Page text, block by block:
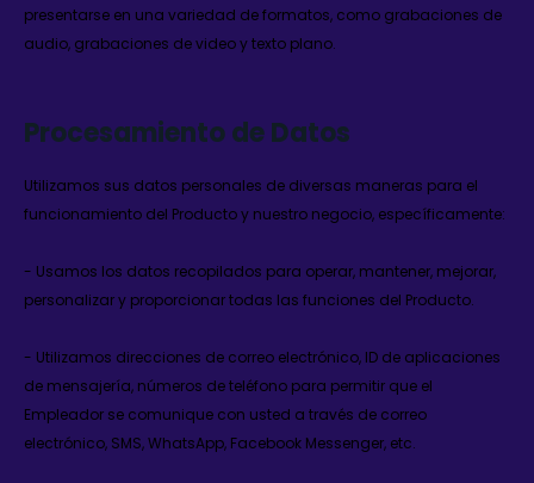
presentarse en una variedad de formatos, como grabaciones de
audio, grabaciones de video y texto plano.
Procesamiento de Datos
Utilizamos sus datos personales de diversas maneras para el
funcionamiento del Producto y nuestro negocio, específicamente:
- Usamos los datos recopilados para operar, mantener, mejorar,
personalizar y proporcionar todas las funciones del Producto.
- Utilizamos direcciones de correo electrónico, ID de aplicaciones
de mensajería, números de teléfono para permitir que el
Empleador se comunique con usted a través de correo
electrónico, SMS, WhatsApp, Facebook Messenger, etc.